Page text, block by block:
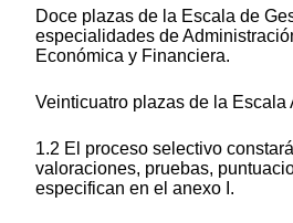
Doce plazas de la Escala de
especialidades de
Económica y Financiera.
Veinticuatro plazas de la Escala
1.2 El proceso selectivo
valoraciones, pruebas,
especifican en el anexo I.